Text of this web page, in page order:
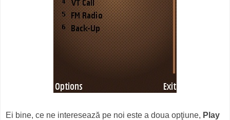
Ei bine, ce ne interesează pe noi este a doua opţiune, Play